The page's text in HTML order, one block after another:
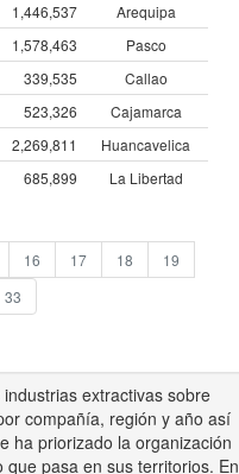
1,446,537
Arequipa
1,578,463
Pasco
339,535
Callao
523,326
Cajamarca
2,269,811
Huancavelica
685,899 La Libertad
16 17 18
19
33
extractivas sobre
compañía, región y año así
ha priorizado la organización
pasa en sus territorios. En